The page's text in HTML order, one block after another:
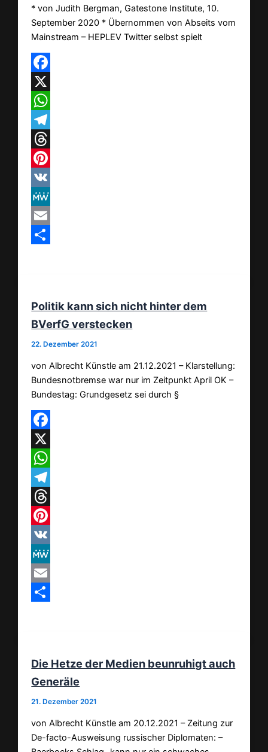
* von Judith Bergman, Gatestone Institute, 10.
September 2020 * Übernommen von Abseits vom
Mainstream – HEPLEV Twitter selbst spielt
Facebook
X
WhatsApp
Telegram
Threads
Pinterest
VK
MeWe
Email
Politik kann sich nicht hinter dem
BVerfG verstecken
22. Dezember 2021
von Albrecht Künstle am 21.12.2021 – Klarstellung:
Bundesnotbremse war nur im Zeitpunkt April OK –
Bundestag: Grundgesetz sei durch §
Facebook
X
WhatsApp
Telegram
Threads
Pinterest
VK
MeWe
Email
Die Hetze der Medien beunruhigt auch
Generäle
21. Dezember 2021
von Albrecht Künstle am 20.12.2021 – Zeitung zur
De-facto-Ausweisung russischer Diplomaten: –